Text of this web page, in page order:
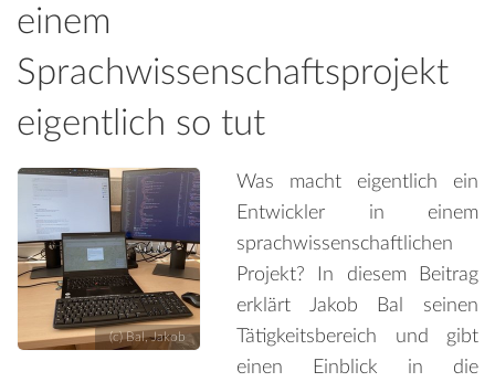
einem
Sprachwissenschaftsprojekt
eigentlich so tut
(c) Bal, Jakob
Was macht eigentlich ein
Entwickler in einem
sprachwissenschaftlichen
Projekt? In diesem Beitrag
erklärt Jakob Bal seinen
Tätigkeitsbereich und gibt
einen Einblick in die